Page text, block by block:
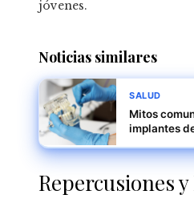
jóvenes.
Noticias similares
SALUD
Mitos
implantes
respuestas
Repercusiones